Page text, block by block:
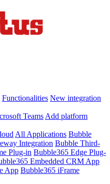
Functionalities New integration
Teams Add platform
All Applications Bubble
Integration Bubble Third-
Plug-in Bubble365 Edge Plug-
Embedded CRM App
App Bubble365 iFrame